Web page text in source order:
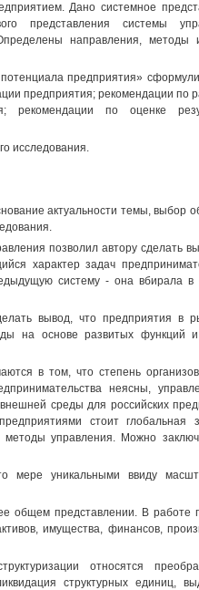
Дано системное
представления системы
направления, методы
предприятия»
предприятия; рекомендации по
рекомендации по оценке
исследования.
актуальности темы, выбор
позволил автору сделать
характер задач
систему - она вбирала в
вывод, что предприятия в
на основе развитых функций
в том, что степень
неясны,
среды для российских
стоит глобальная
методы управления. Можно
мере уникальными ввиду
общем представлении. В работе
имущества, финансов,
относятся
структурных единиц,